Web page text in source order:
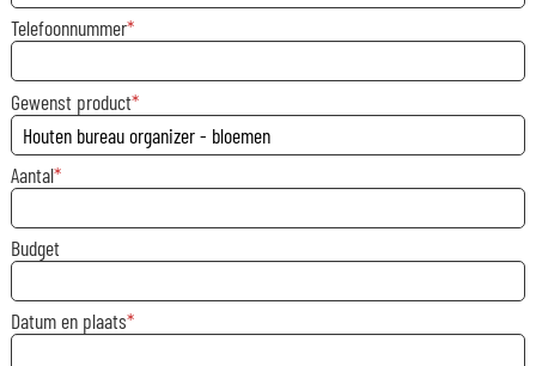
Telefoonnummer
Gewenst product
Aantal
Budget
Datum en plaats